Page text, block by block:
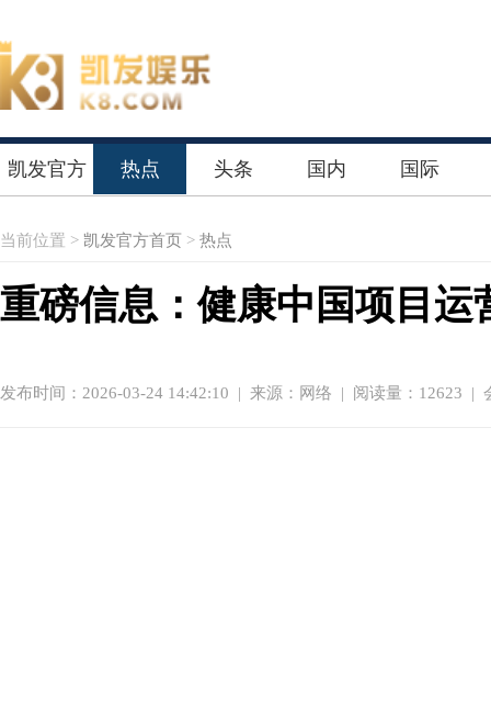
凯发官方 热点 头条 国内 国际
当前位置 > 凯发官方首页 > 热点
重磅信息：健康中国项目
发布时间：2026-03-24 14:42:10 | 来源：网络 | 阅读量：12623 |